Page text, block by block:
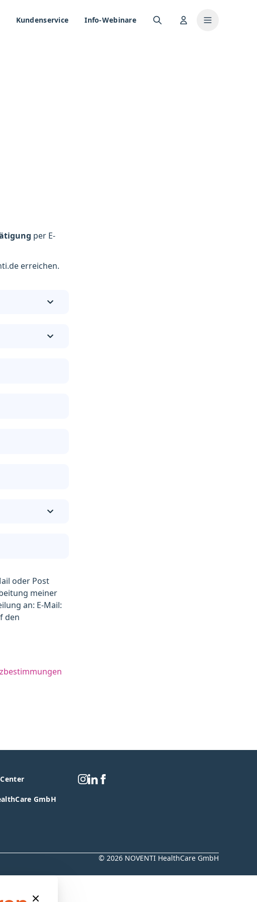
Kundenservice Info-Webinare
per E-
erreichen.
oder Post
meiner
an: E-Mail:
den
GmbH
© 2026 NOVENTI HealthCare GmbH